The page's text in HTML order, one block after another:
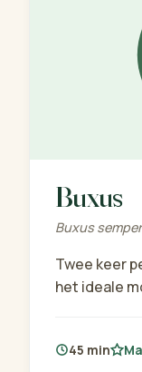
Buxus
Buxus
Twee keer
het ideale
45 min